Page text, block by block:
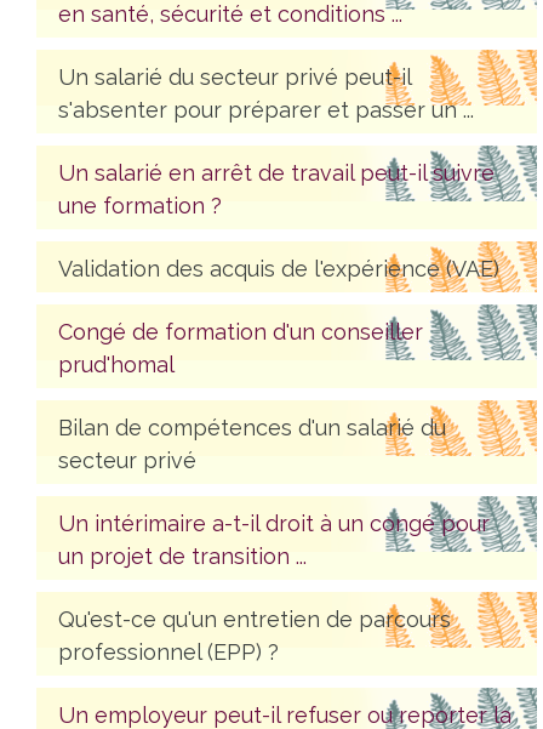
en santé, sécurité et conditions ...
Un salarié du secteur privé peut-il
s'absenter pour préparer et passer un ...
Un salarié en arrêt de travail peut-il suivre
une formation ?
Validation des acquis de l'expérience (VAE)
Congé de formation d'un conseiller
prud'homal
Bilan de compétences d'un salarié du
secteur privé
Un intérimaire a-t-il droit à un congé pour
un projet de transition ...
Qu'est-ce qu'un entretien de parcours
professionnel (EPP) ?
Un employeur peut-il refuser ou reporter la